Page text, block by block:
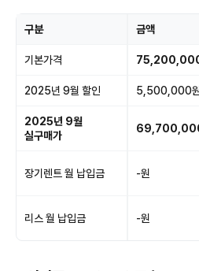
구분 금액
기본가격
2025년 9월 할인 5,500,000
2025년 9월
실구매가
장기렌트 월 납입금 -원
리스 월 납입금 -원